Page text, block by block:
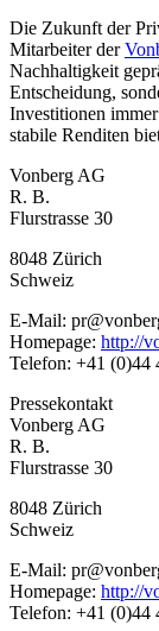
Die Zukunft der
Mitarbeiter der
Nachhaltigkeit
Entscheidung,
Investitionen
stabile Renditen
Vonberg AG
R. B.
Flurstrasse 30
8048 Zürich
Schweiz
E-Mail:
Homepage: http://
Telefon: +41 (0)44
Pressekontakt
Vonberg AG
R. B.
Flurstrasse 30
8048 Zürich
Schweiz
E-Mail:
Homepage: http://
Telefon: +41 (0)44